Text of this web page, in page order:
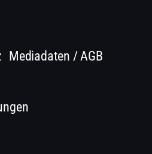
Mediadaten / AGB